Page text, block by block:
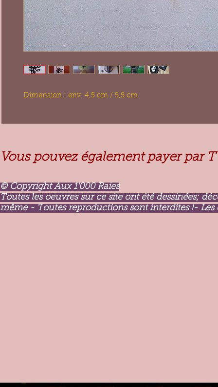
Dimension : env. 4,5 cm / 5,5 cm
Vous pouvez également payer par
© Copyright Aux 1'000 Raies
Toutes les oeuvres sur ce site ont été dessinées;
même - T outes reproductions sont interdites !-